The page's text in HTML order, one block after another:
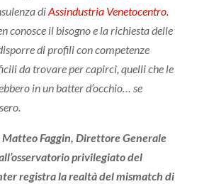
diAssindustria Venetocentro.
conosce il bisogno e la richiesta delle
di profili con competenze
da trovare per capirci, quelli che le
in un batter d’occhio… se
Matteo Faggin, Direttore Generale
privilegiato del
registra la realtà del mismatch di